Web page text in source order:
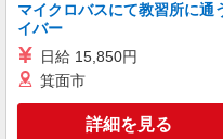
アルバイト パート 派遣社員 紹介
日研トータルソーシング株式
ス
時給
り） ※
マイクロバスにて教習所に通
イバー
日給 15,850円
箕面市
詳細を見る